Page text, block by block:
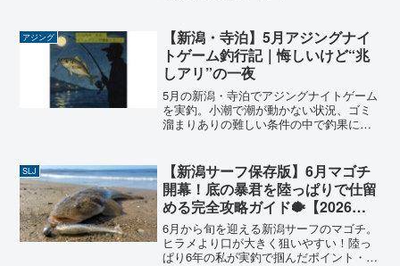
アジング
【新潟・寺泊】5月アジングナイ
トゲーム釣行記｜悔しいけど“兆
しアリ”の一夜
5月の新潟・寺泊でアジングナイトゲーム
を実釣。小潮で潮が動かない状況、ゴミ
溜まりありの難しい条件の中で釣果に差
やすく紹介します。
SLJ
【新潟サーフ保存版】6月マゴチ
開幕！底の暴君を陸っぱりで仕留
める完全攻略ガイド🐡【2026年
版】
6月から旬を迎える新潟サーフのマゴチ。
ヒラメより口が大きく狙いやすい！陸っ
ぱり6年の私が実釣で掴んだポイント・ル